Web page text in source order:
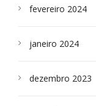
fevereiro 2024
janeiro 2024
dezembro 2023